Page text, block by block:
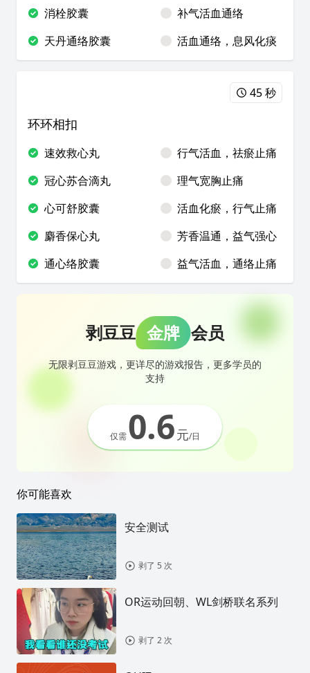
消栓胶囊
补气活血通络
天丹通络胶囊
活血通络，息风化痰
45 秒
环环相扣
速效救心丸
行气活血，祛瘀止痛
冠心苏合滴丸
理气宽胸止痛
心可舒胶囊
活血化瘀，行气止痛
麝香保心丸
芳香温通，益气强心
通心络胶囊
益气活血，通络止痛
剥豆豆 金牌 会员
无限剥豆豆游戏，更详尽的游戏报告，更多学员的
支持
仅需0.6元/日
你可能喜欢
安全测试
剥了 5 次
OR运动回朝、WL剑桥联名系列
剥了 2 次